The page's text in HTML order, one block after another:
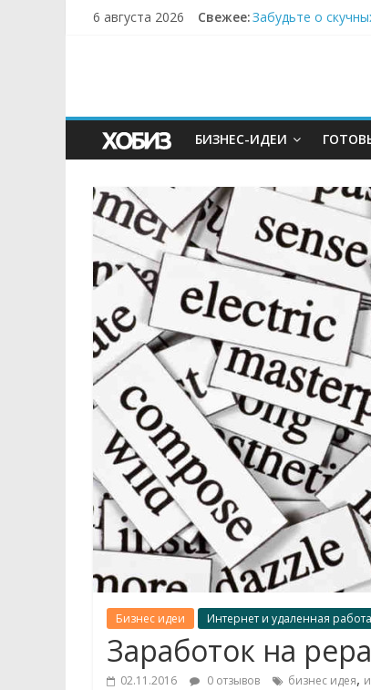
6 августа 2026 Свежее:Забудьте о
БИЗНЕС-ИДЕИ
Бизнес идеи Интернет и удаленная работа
Заработок на
02.11.2016 0 отзывов бизнес идея,